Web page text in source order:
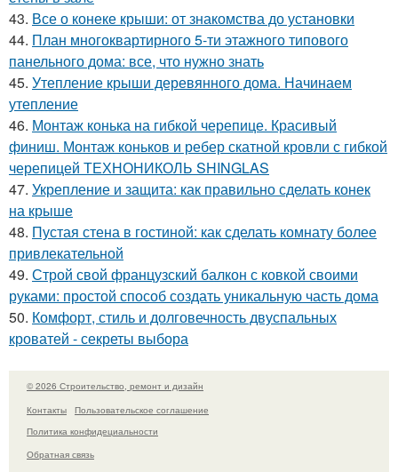
43. Все о конеке крыши: от знакомства до установки
44. План многоквартирного 5-ти этажного типового
панельного дома: все, что нужно знать
45. Утепление крыши деревянного дома. Начинаем
утепление
46. Монтаж конька на гибкой черепице. Красивый
финиш. Монтаж коньков и ребер скатной кровли с гибкой
черепицей ТЕХНОНИКОЛЬ SHINGLAS
47. Укрепление и защита: как правильно сделать конек
на крыше
48. Пустая стена в гостиной: как сделать комнату более
привлекательной
49. Строй свой французский балкон с ковкой своими
руками: простой способ создать уникальную часть дома
50. Комфорт, стиль и долговечность двуспальных
кроватей - секреты выбора
© 2026 Строительство, ремонт и дизайн
Контакты
Пользовательское соглашение
Политика конфидециальности
Обратная связь